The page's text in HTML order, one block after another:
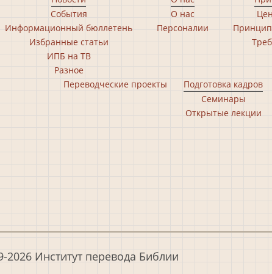
События
Информационный бюллетень
Избранные статьи
ИПБ на ТВ
Разное
О нас
Персоналии
Переводческие проекты
Подготовка кадров
Семинары
Открытые лекции
2026 Институт перевода Библии